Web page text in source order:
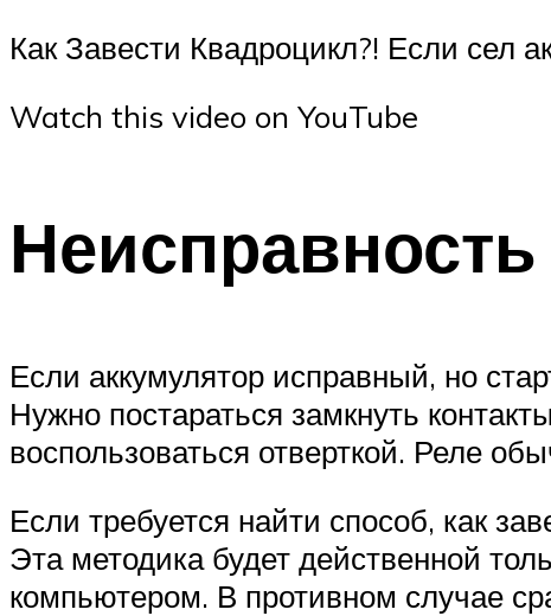
Как Завести Квадроцикл?! Если сел
Watch this video on YouTube
Неисправность
Если аккумулятор исправный, но
Нужно постараться замкнуть
воспользоваться отверткой. Реле
Если требуется найти способ, как
Эта методика будет действенной
компьютером. В противном случае